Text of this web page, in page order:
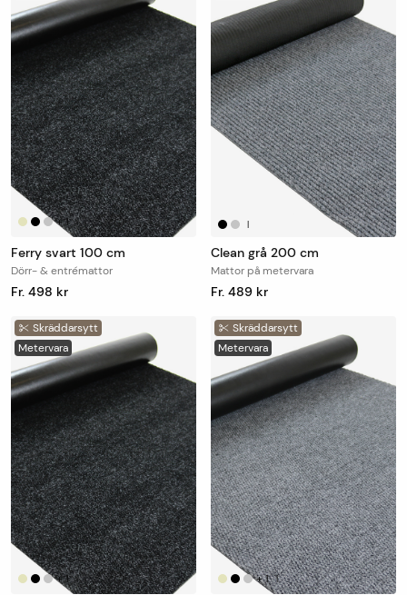
+1 |
Ferry svart 100 cm
Dörr- & entrémattor
Fr. 498 kr
|
Clean grå 200 cm
Mattor på metervara
Fr. 489 kr
Skräddarsytt
Metervara
+1 |
Skräddarsytt
Metervara
+1 |